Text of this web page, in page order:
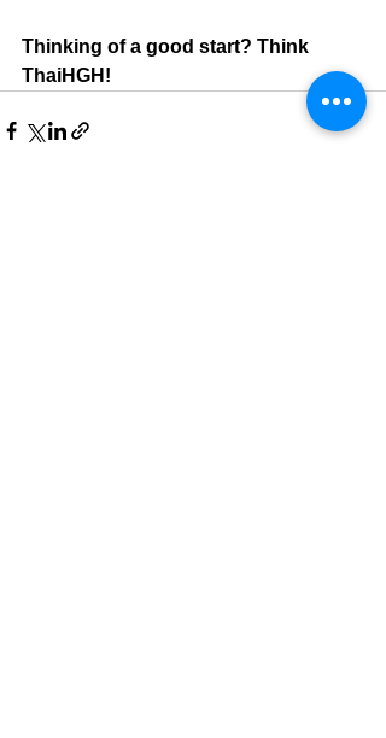
Thinking of a good start? Think
ThaiHGH!